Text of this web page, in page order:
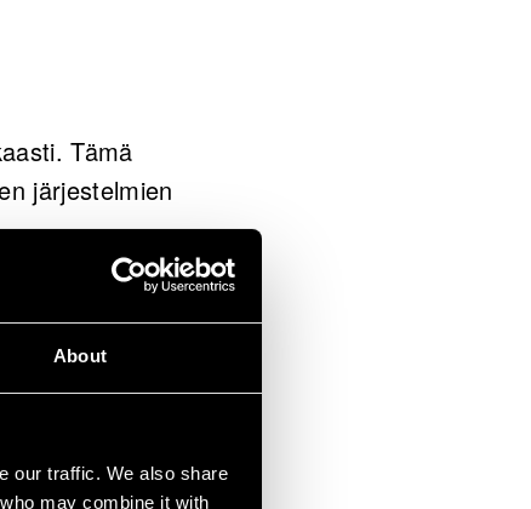
About
our traffic. We also share
may combine it with
Tämä
järjestelmien
monia aloja
seurantaan.
kehittää pieniä,